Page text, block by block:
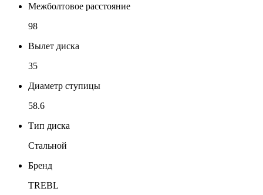
Межболтовое расстояние
98
Вылет диска
35
Диаметр ступицы
58.6
Тип диска
Стальной
Бренд
TREBL